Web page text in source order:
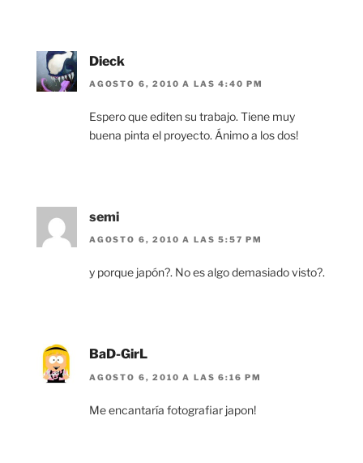
Dieck
AGOSTO 6, 2010 A LAS 4:40 PM
Espero que editen su trabajo. Tiene muy
buena pinta el proyecto. Ánimo a los dos!
semi
AGOSTO 6, 2010 A LAS 5:57 PM
y porque japón?. No es algo demasiado visto?.
BaD-GirL
AGOSTO 6, 2010 A LAS 6:16 PM
Me encantaría fotografiar japon!